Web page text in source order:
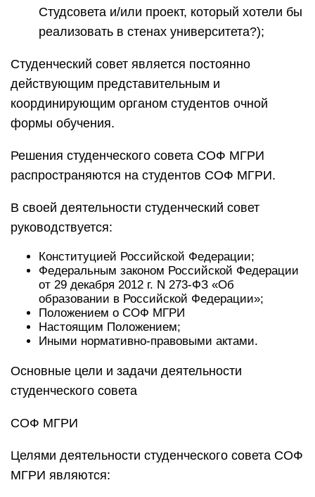
Студсовета и/или проект, который хотели бы
реализовать в стенах университета?);
Студенческий совет является постоянно
действующим представительным и
координирующим органом студентов очной
формы обучения.
Решения студенческого совета СОФ МГРИ
распространяются на студентов СОФ МГРИ.
В своей деятельности студенческий совет
руководствуется:
Конституцией Российской Федерации;
Федеральным законом Российской Федерации
от 29 декабря 2012 г. N 273-ФЗ «Об
образовании в Российской Федерации»;
Положением о СОФ МГРИ
Настоящим Положением;
Иными нормативно-правовыми актами.
Основные цели и задачи деятельности
студенческого совета
СОФ МГРИ
Целями деятельности студенческого совета СОФ
МГРИ являются: